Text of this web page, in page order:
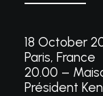
18 October
Paris, France
20.00 –
Président